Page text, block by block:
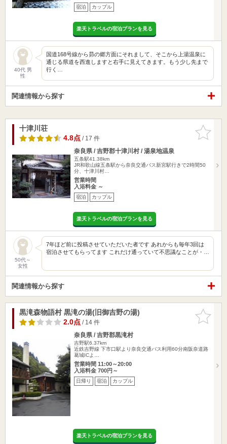
宿泊 カップル
楽天トラベルの宿泊プランを見る
40代 男
性
国道168号線から昴の郷方面にそれまして、そこから上湯温泉に
通じる県道を西進しますと右手に見えてきます。もう少し先まで
行く…
関連情報から探す
お気に入
りに追加
十津川荘
4.8点/ 17 件
奈良県 / 吉野郡十津川村 / 湯泉地温泉
五条駅41.38km
JR和歌山線五条駅から奈良交通バス新宮駅行きで2時間50
分、十津川村…
営業時間
入浴料金 ～
宿泊 カップル
楽天トラベルの宿泊プランを見る
50代～
女性
7年ほど前に投稿させていただいた者です あれからも毎年3回は
宿泊させてもらってます これだけ通っていて不思議なことが・…
関連情報から探す
お気に入
りに追加
黒滝森物語村 黒滝の湯(旧御吉野の湯)
2.0点/ 14 件
奈良県 / 吉野郡黒滝村
吉野駅6.37km
近鉄吉野線 下市口駅より奈良交通バス利用60分南阪奈道路
葛城ICよ…
営業時間 11:00～20:00
入浴料金 700円～
日帰り 宿泊 カップル
楽天トラベルの宿泊プランを見る